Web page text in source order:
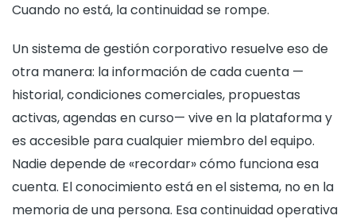
Cuando no está, la continuidad se rompe.
Un sistema de gestión corporativo resuelve eso de
otra manera: la información de cada cuenta —
historial, condiciones comerciales, propuestas
activas, agendas en curso— vive en la plataforma y
es accesible para cualquier miembro del equipo.
Nadie depende de «recordar» cómo funciona esa
cuenta. El conocimiento está en el sistema, no en la
memoria de una persona. Esa continuidad operativa